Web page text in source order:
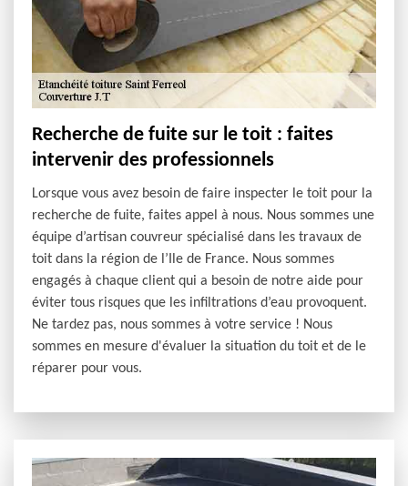
Recherche de fuite sur le toit : faites
intervenir des professionnels
Lorsque vous avez besoin de faire inspecter le toit pour la
recherche de fuite, faites appel à nous. Nous sommes une
équipe d’artisan couvreur spécialisé dans les travaux de
toit dans la région de l’Ile de France. Nous sommes
engagés à chaque client qui a besoin de notre aide pour
éviter tous risques que les infiltrations d’eau provoquent.
Ne tardez pas, nous sommes à votre service ! Nous
sommes en mesure d'évaluer la situation du toit et de le
réparer pour vous.